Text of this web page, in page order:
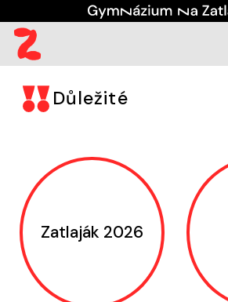
Gymnázium Na
Důležité
Zatlaják 2026